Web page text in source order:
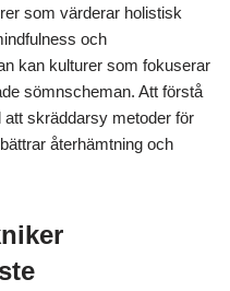
som värderar holistisk
och
kan kulturer som fokuserar
sömnscheman. Att förstå
skräddarsy metoder för
återhämtning och